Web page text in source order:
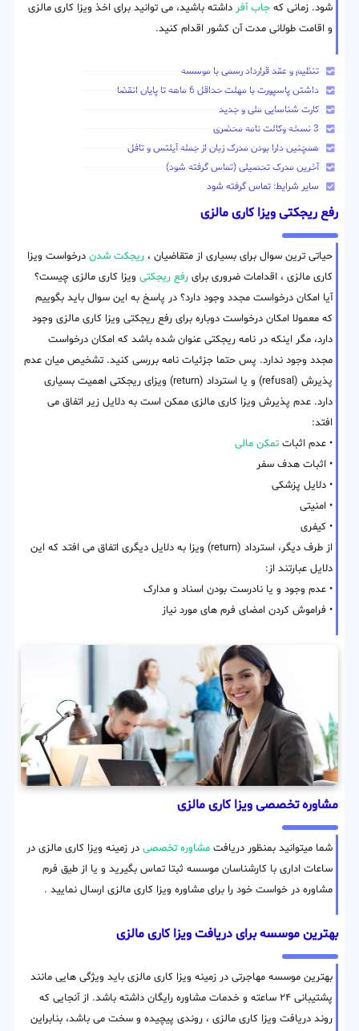
شود. زمانی که جاب آفر داشته باشید، می توانید برای اخذ ویزا کاری مالزی
و اقامت طولانی مدت آن کشور اقدام کنید.
تنظیم و عقد قرارداد رسمی با موسسه
داشتن پاسپورت با مهلت حداقل 6 ماهه تا پایان انقضا
کارت شناسایی ملی و جدید
3 نسخه وکالت نامه محضری
همچنین دارا بودن مدرک زبان از جمله آیلتس و تافل
آخرین مدرک تحصیلی (تماس گرفته شود)
سایر شرایط: تماس گرفته شود
رفع ریجکتی ویزا کاری مالزی
حیاتی ترین سوال برای بسیاری از متقاضیان ، ریجکت شدن درخواست ویزا
کاری مالزی ، اقدامات ضروری برای رفع ریجکتی ویزا کاری مالزی چیست؟
آیا امکان درخواست مجدد وجود دارد؟ در پاسخ به این سوال باید بگوییم
که معمولا امکان درخواست دوباره برای رفع ریجکتی ویزا کاری مالزی وجود
دارد، مگر اینکه در نامه ریجکتی عنوان شده باشد که امکان درخواست
مجدد وجود ندارد. پس حتما جزئیات نامه بررسی کنید. تشخیص میان عدم
پذیرش (refusal) و یا استرداد (return) ویزای ریجکتی اهمیت بسیاری
دارد. عدم پذیرش ویزا کاری مالزی ممکن است به دلایل زیر اتفاق می
افتد:
• عدم اثبات تمکن مالی
• اثبات هدف سفر
• دلایل پزشکی
• امنیتی
• کیفری
از طرف دیگر، استرداد (return) ویزا به دلایل دیگری اتفاق می افتد که این
دلایل عبارتند از:
• عدم وجود و یا نادرست بودن اسناد و مدارک
• فراموش کردن امضای فرم های مورد نیاز
مشاوره تخصصی ویزا کاری مالزی
شما میتوانید بمنظور دریافت مشاوره تخصصی در زمینه ویزا کاری مالزی در
ساعات اداری با کارشناسان موسسه ثبتا تماس بگیرید و یا از طیق فرم
مشاوره در خواست خود را برای مشاوره ویزا کاری مالزی ارسال نمایید .
بهترین موسسه برای دریافت ویزا کاری مالزی
بهترین موسسه مهاجرتی در زمینه ویزا کاری مالزی باید ویژگی هایی مانند
پشتیبانی ۲۴ ساعته و خدمات مشاوره رایگان داشته باشد. از آنجایی که
روند دریافت ویزا کاری مالزی ، روندی پیچیده و سخت می باشد، بنابراین